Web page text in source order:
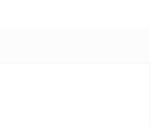
z 5 hvězdiček.